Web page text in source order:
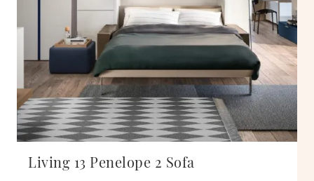
Living 13 Penelope 2 Sofa